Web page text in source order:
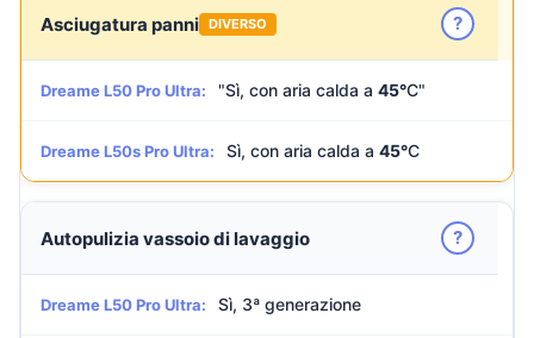
Asciugatura panni DIVERSO ?
Dreame L50 Pro Ultra: "Sì, con aria calda a 45°C"
Dreame L50s Pro Ultra: Sì, con aria calda a 45°C
Autopulizia vassoio di lavaggio ?
Dreame L50 Pro Ultra: Sì, 3ª generazione